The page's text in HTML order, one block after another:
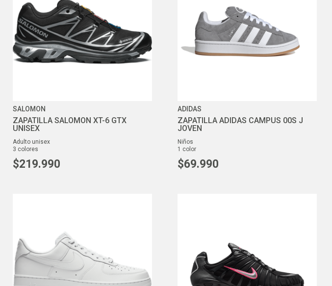
SALOMON
ZAPATILLA SALOMON XT-6 GTX
UNISEX
adulto unisex
3 colores
$219.990
ADIDAS
ZAPATILLA ADIDAS CAMPUS 00S J
JOVEN
niños
1 color
$69.990